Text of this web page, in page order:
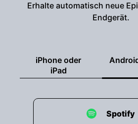
Erhalte automatisch neue
Endgerät.
iPhone oder
iPad
Spotify